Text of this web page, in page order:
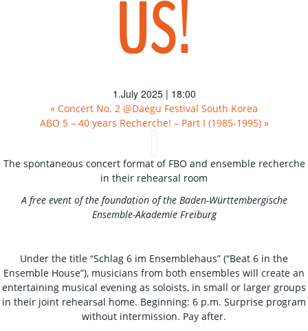
US!
1.July 2025 | 18:00
« Concert No. 2 @Daegu Festival South Korea
ABO 5 – 40 years Recherche! – Part I (1985-1995) »
The spontaneous concert format of FBO and ensemble recherche
in their rehearsal room
A free event of the foundation of the Baden-Württembergische
Ensemble-Akademie Freiburg
Under the title “Schlag 6 im Ensemblehaus” (“Beat 6 in the
Ensemble House”), musicians from both ensembles will create an
entertaining musical evening as soloists, in small or larger groups
in their joint rehearsal home. Beginning: 6 p.m. Surprise program
without intermission. Pay after.